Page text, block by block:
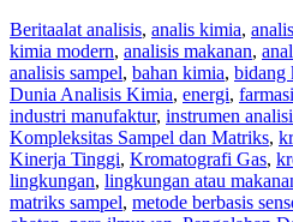
Beritaalat analisis, analis kimia,
kimia modern, analisis makanan,
analisis sampel, bahan kimia, bidang
Dunia Analisis Kimia, energi, farmasi
industri manufaktur, instrumen
Kompleksitas Sampel dan Matriks,
Kinerja Tinggi, Kromatografi Gas,
lingkungan, lingkungan atau
matriks sampel, metode berbasis